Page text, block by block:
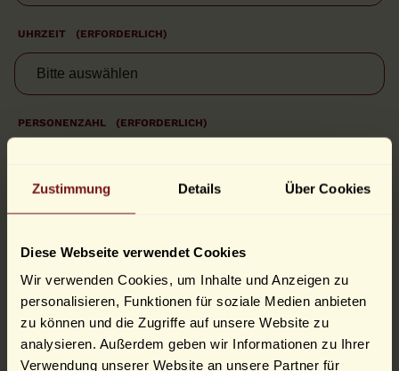
Zustimmung Details Über Cookies
Diese Webseite verwendet Cookies
Wir verwenden Cookies, um Inhalte und Anzeigen zu
personalisieren, Funktionen für soziale Medien anbieten
zu können und die Zugriffe auf unsere Website zu
analysieren. Außerdem geben wir Informationen zu Ihrer
Verwendung unserer Website an unsere Partner für
M
k
UHRZEIT (ERFORDERLICH)
PERSONENZAHL (ERFORDERLICH)
TELEFON FÜR EVENTUELLE RÜCKFRAGEN
NACHRICHT ODER SPEZIELLE WÜNSCHE (OPTIONAL)